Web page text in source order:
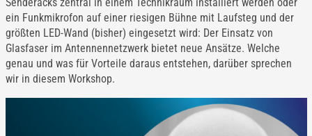
ein Funkmikrofon auf einer riesigen Bühne mit Laufsteg und der
größten LED-Wand (bisher) eingesetzt wird: Der Einsatz von
Glasfaser im Antennennetzwerk bietet neue Ansätze. Welche
genau und was für Vorteile daraus entstehen, darüber sprechen
wir in diesem Workshop.